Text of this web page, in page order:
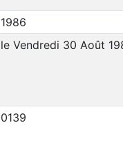
1986
le Vendredi 30 Août
0139